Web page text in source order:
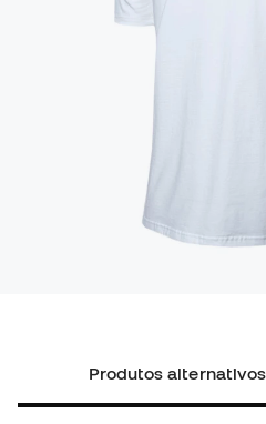
Produtos alternativos